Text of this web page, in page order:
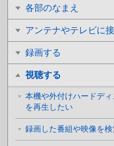
各部のなまえ
アンテナやテレビに
録画する
視聴する
本機や外付けハードデ
を再生したい
録画した番組や映像を